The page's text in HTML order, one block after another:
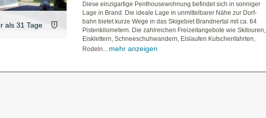
als 31 Tage
Diese einzigartige Penthousewohnung befindet sich in sonniger
Lage in Brand. Die ideale Lage in unmittelbarer Nähe zur Dorf-
bahn bietet kurze Wege in das Skigebiet Brandnertal mit ca. 64
Pistenkilometern. Die zahlreichen Freizeitangebote wie Skitouren,
Eisklettern, Schneeschuhwandern, Eislaufen Kutschenfahrten,
Rodeln... mehr anzeigen